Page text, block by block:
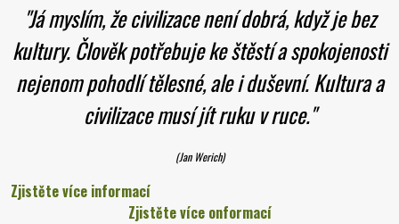
"Já myslím, že civilizace není dobrá, když je bez
kultury. Člověk potřebuje ke štěstí a spokojenosti
nejenom pohodlí tělesné, ale i duševní. Kultura a
civilizace musí jít ruku v ruce."
(Jan Werich)
Zjistěte více informací
Zjistěte více onformací